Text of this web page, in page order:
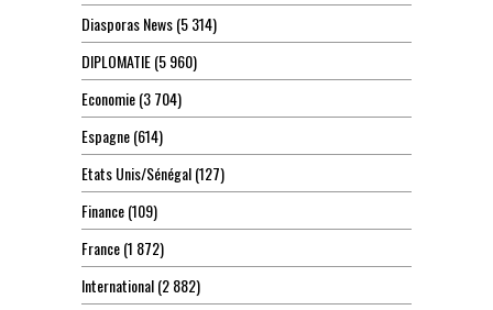
Diasporas News(5 314)
DIPLOMATIE(5 960)
Economie(3 704)
Espagne(614)
Etats Unis/Sénégal(127)
Finance(109)
France(1 872)
International(2 882)